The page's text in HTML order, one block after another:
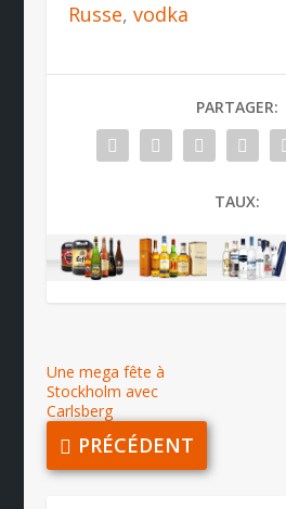
Russe, vodka
PARTAGER:
TAUX:
Une mega fête à
Stockholm avec
Carlsberg
PRÉCÉDENT